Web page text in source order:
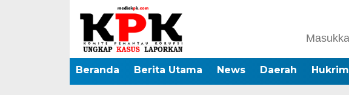
Beranda Berita Utama News Daerah Hukrim